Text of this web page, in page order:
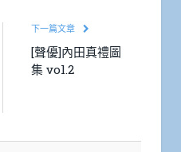
下一篇文章
[聲優]內田真禮圖
集 vol.2